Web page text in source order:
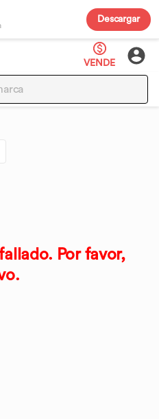
Descargar
VENDE
Por favor,